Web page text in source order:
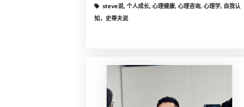
steve说, 个人成长, 心理健康, 心理咨询, 心理学, 自我认
知，史蒂夫说